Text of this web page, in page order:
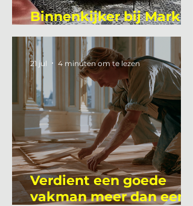
Binnenkijker bij Mark
Mutsaers
Verdient een goede
vakman meer dan een
21 jul 4 minuten om te lezen